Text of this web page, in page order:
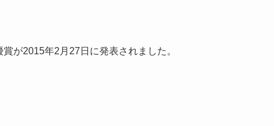
が2015年2月27日に発表されました。